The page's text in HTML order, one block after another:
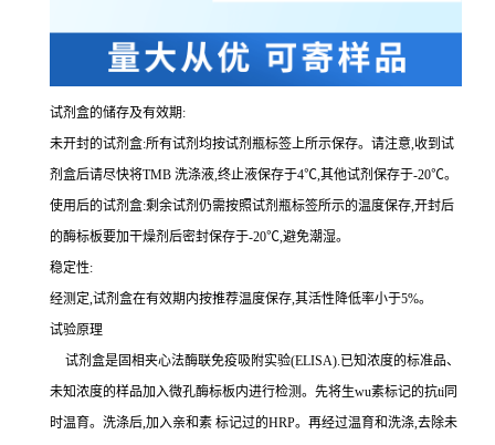
试剂盒的储存及有效期:
未开封的试剂盒:所有试剂均按试剂瓶标签上所示保存。请注意,收到试
剂盒后请尽快将TMB 洗涤液,终止液保存于4℃,其他试剂保存于-20℃。
使用后的试剂盒:剩余试剂仍需按照试剂瓶标签所示的温度保存,开封后
的酶标板要加干燥剂后密封保存于-20℃,避免潮湿。
稳定性:
经测定,试剂盒在有效期内按推荐温度保存,其活性降低率小于5%。
试验原理
试剂盒是固相夹心法酶联免疫吸附实验(ELISA).已知浓度的标准品、
未知浓度的样品加入微孔酶标板内进行检测。先将生wu素标记的抗ti 同
时温育。洗涤后,加入亲和素 标记过的HRP。再经过温育和洗涤,去除未